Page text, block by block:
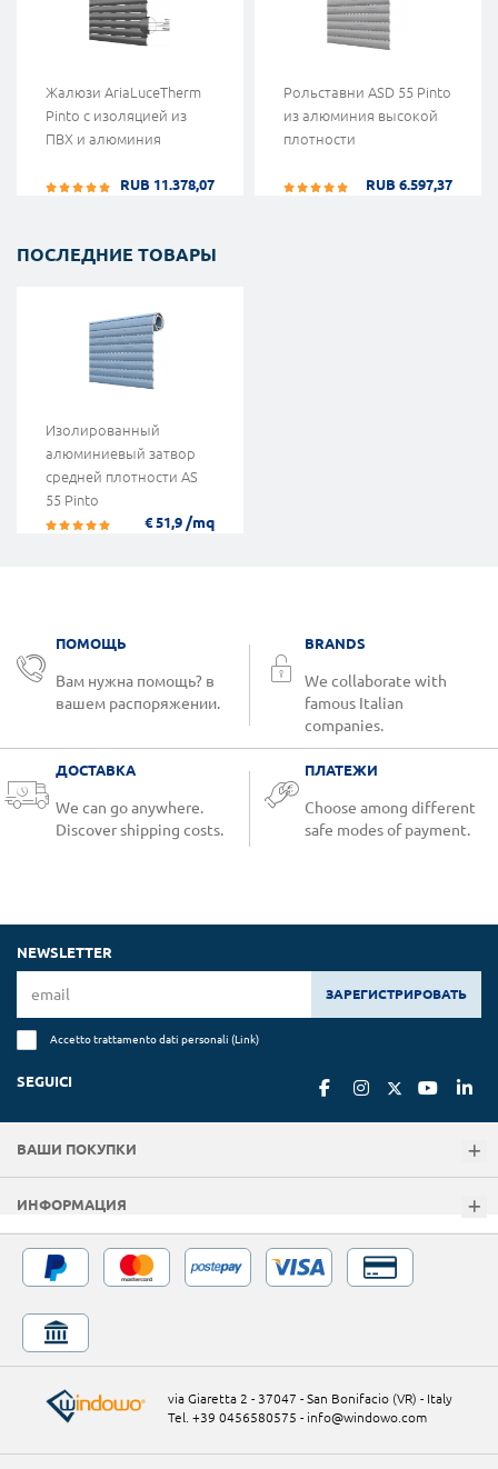
Жалюзи AriaLuceTherm
Pinto с изоляцией из
ПВХ и алюминия
RUB 11.378,07
Рольставни ASD 55 Pinto
из алюминия высокой
плотности
RUB 6.597,37
ПОСЛЕДНИЕ ТОВАРЫ
Изолированный
алюминиевый затвор
средней плотности AS
55 Pinto
€ 51,9 /mq
ПОМОЩЬ
Вам нужна помощь? в
вашем распоряжении.
BRANDS
We collaborate with
famous Italian
companies.
ДОСТАВКА
We can go anywhere.
Discover shipping costs.
ПЛАТЕЖИ
Choose among different
safe modes of payment.
NEWSLETTER
ЗАРЕГИСТРИРОВАТЬ
Accetto trattamento dati personali (Link)
SEGUICI
ВАШИ ПОКУПКИ
ИНФОРМАЦИЯ
via Giaretta 2 - 37047 - San Bonifacio (VR) - Italy
Tel. +39 0456580575 - info@windowo.com